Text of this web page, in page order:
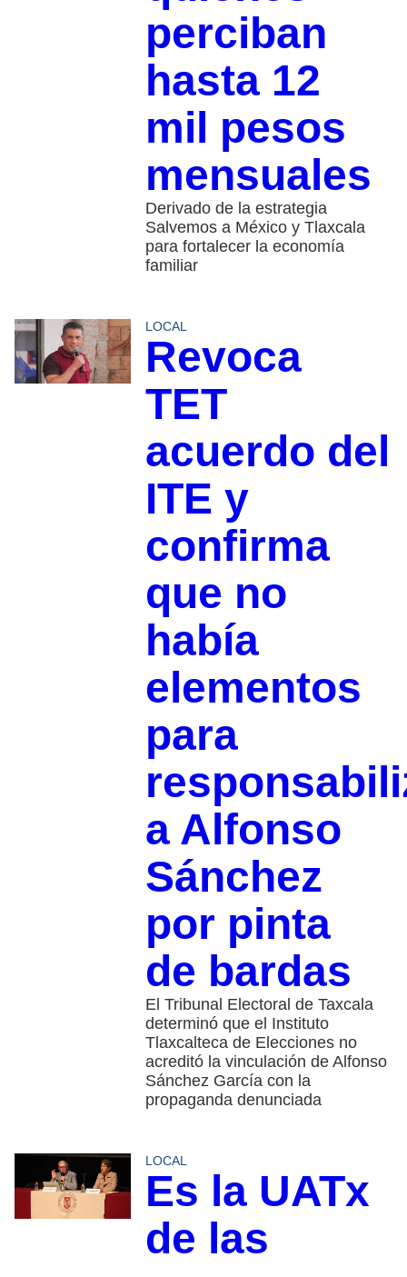
perciban
hasta 12
mil pesos
mensuales
Derivado de la estrategia
Salvemos a México y Tlaxcala
para fortalecer la economía
familiar
LOCAL
Revoca
TET
acuerdo del
ITE y
confirma
que no
había
elementos
para
a Alfonso
Sánchez
por pinta
de bardas
El Tribunal Electoral de Taxcala
determinó que el Instituto
Tlaxcalteca de Elecciones no
acreditó la vinculación de Alfonso
Sánchez García con la
propaganda denunciada
LOCAL
Es la UATx
de las